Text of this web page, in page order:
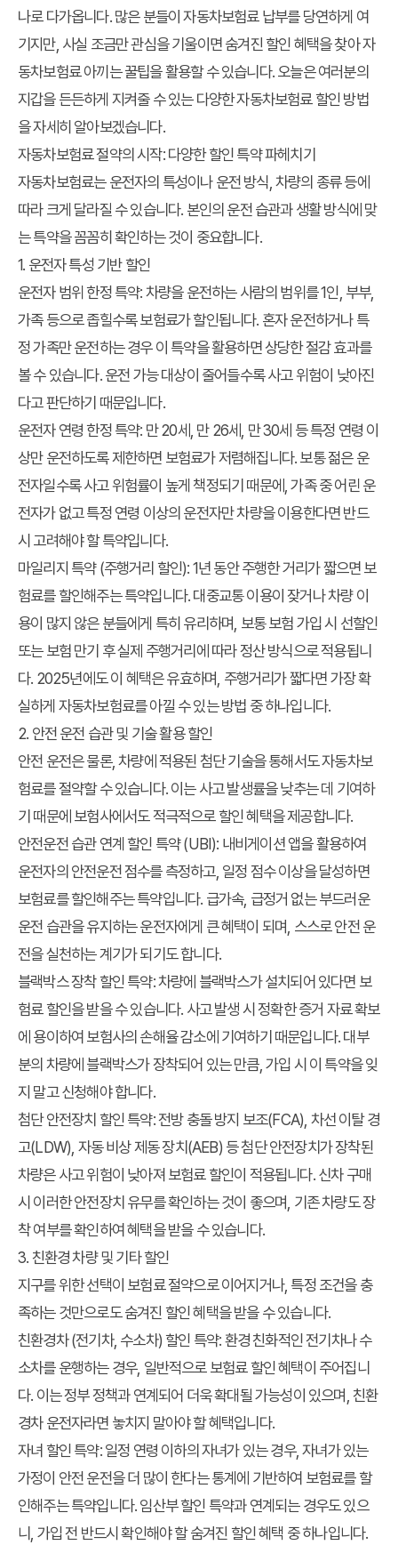
나로 다가옵니다. 많은 분들이 자동차보험료 납부를 당연하게 여
기지만, 사실 조금만 관심을 기울이면 숨겨진 할인 혜택을 찾아 자
동차보험료 아끼는 꿀팁을 활용할 수 있습니다. 오늘은 여러분의
지갑을 든든하게 지켜줄 수 있는 다양한 자동차보험료 할인 방법
을 자세히 알아보겠습니다.
자동차보험료 절약의 시작: 다양한 할인 특약 파헤치기
자동차보험료는 운전자의 특성이나 운전 방식, 차량의 종류 등에
따라 크게 달라질 수 있습니다. 본인의 운전 습관과 생활 방식에 맞
는 특약을 꼼꼼히 확인하는 것이 중요합니다.
1. 운전자 특성 기반 할인
운전자 범위 한정 특약:차량을 운전하는 사람의 범위를 1인, 부부,
가족 등으로 좁힐수록 보험료가 할인됩니다. 혼자 운전하거나 특
정 가족만 운전하는 경우 이 특약을 활용하면 상당한 절감 효과를
볼 수 있습니다. 운전 가능 대상이 줄어들수록 사고 위험이 낮아진
다고 판단하기 때문입니다.
운전자 연령 한정 특약: 만 20세, 만 26세, 만 30세 등 특정 연령 이
상만 운전하도록 제한하면 보험료가 저렴해집니다. 보통 젊은 운
전자일수록 사고 위험률이 높게 책정되기 때문에, 가족 중 어린 운
전자가 없고 특정 연령 이상의 운전자만 차량을 이용한다면 반드
시 고려해야 할 특약입니다.
마일리지 특약 (주행거리 할인):1년 동안 주행한 거리가 짧으면 보
험료를 할인해주는 특약입니다. 대중교통 이용이 잦거나 차량 이
용이 많지 않은 분들에게 특히 유리하며, 보통 보험 가입 시 선할인
또는 보험 만기 후 실제 주행거리에 따라 정산 방식으로 적용됩니
다. 2025년에도 이 혜택은 유효하며, 주행거리가 짧다면 가장 확
실하게 자동차보험료를 아낄 수 있는 방법 중 하나입니다.
2. 안전 운전 습관 및 기술 활용 할인
안전 운전은 물론, 차량에 적용된 첨단 기술을 통해서도 자동차보
험료를 절약할 수 있습니다. 이는 사고 발생률을 낮추는 데 기여하
기 때문에 보험사에서도 적극적으로 할인 혜택을 제공합니다.
안전운전 습관 연계 할인 특약 (UBI): 내비게이션 앱을 활용하여
운전자의 안전운전 점수를 측정하고, 일정 점수 이상을 달성하면
보험료를 할인해주는 특약입니다. 급가속, 급정거 없는 부드러운
운전 습관을 유지하는 운전자에게 큰 혜택이 되며, 스스로 안전 운
전을 실천하는 계기가 되기도 합니다.
블랙박스 장착 할인 특약:차량에 블랙박스가 설치되어 있다면 보
험료 할인을 받을 수 있습니다. 사고 발생 시 정확한 증거 자료 확보
에 용이하여 보험사의 손해율 감소에 기여하기 때문입니다. 대부
분의 차량에 블랙박스가 장착되어 있는 만큼, 가입 시 이 특약을 잊
지 말고 신청해야 합니다.
첨단 안전장치 할인 특약:전방 충돌 방지 보조(FCA), 차선 이탈 경
고(LDW), 자동 비상 제동 장치(AEB) 등 첨단 안전장치가 장착된
차량은 사고 위험이 낮아져 보험료 할인이 적용됩니다. 신차 구매
시 이러한 안전장치 유무를 확인하는 것이 좋으며, 기존 차량도 장
착 여부를 확인하여 혜택을 받을 수 있습니다.
3. 친환경 차량 및 기타 할인
지구를 위한 선택이 보험료 절약으로 이어지거나, 특정 조건을 충
족하는 것만으로도 숨겨진 할인 혜택을 받을 수 있습니다.
친환경차 (전기차, 수소차) 할인 특약:환경 친화적인 전기차나 수
소차를 운행하는 경우, 일반적으로 보험료 할인 혜택이 주어집니
다. 이는 정부 정책과 연계되어 더욱 확대될 가능성이 있으며, 친환
경차 운전자라면 놓치지 말아야 할 혜택입니다.
자녀 할인 특약:일정 연령 이하의 자녀가 있는 경우, 자녀가 있는
가정이 안전 운전을 더 많이 한다는 통계에 기반하여 보험료를 할
인해주는 특약입니다. 임산부 할인 특약과 연계되는 경우도 있으
니, 가입 전 반드시 확인해야 할 숨겨진 할인 혜택 중 하나입니다.